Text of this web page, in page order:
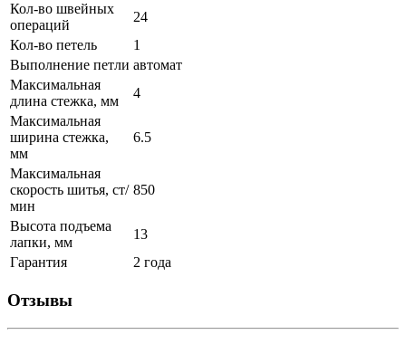
Кол-во швейных
операций
24
Кол-во петель
1
Выполнение петли автомат
Максимальная
длина стежка, мм
4
Максимальная
ширина стежка,
мм
6.5
Максимальная
скорость шитья, ст/
мин
850
Высота подъема
лапки, мм
13
Гарантия
2 года
Отзывы